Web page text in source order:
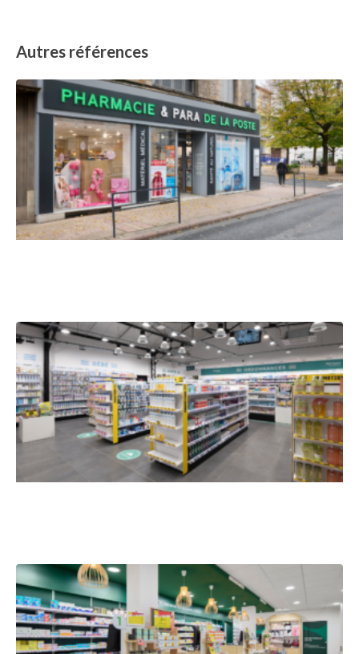
Autres références